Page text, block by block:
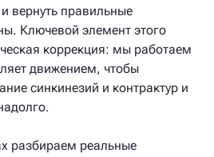
вернуть правильные
Ключевой элемент этого
коррекция: мы работаем
движением, чтобы
синкинезий и контрактур и
разбираем реальные